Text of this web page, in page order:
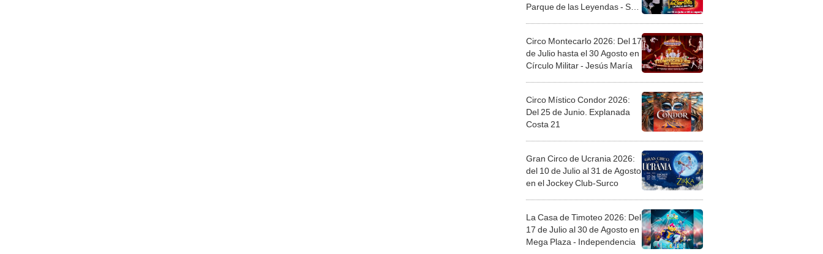
Parque de las Leyendas - San
Circo Montecarlo 2026: Del 17
de Julio hasta el 30 Agosto en
Círculo Militar - Jesús María
Circo Místico Condor 2026:
Del 25 de Junio. Explanada
Costa 21
Gran Circo de Ucrania 2026:
del 10 de Julio al 31 de Agosto
en el Jockey Club-Surco
La Casa de Timoteo 2026: Del
17 de Julio al 30 de Agosto en
Mega Plaza - Independencia